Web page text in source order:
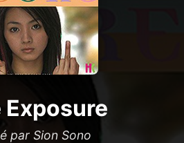
Exposure
par Sion Sono